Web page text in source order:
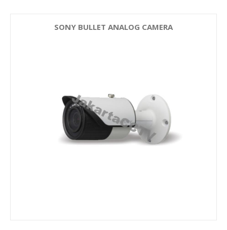
SONY BULLET ANALOG CAMERA